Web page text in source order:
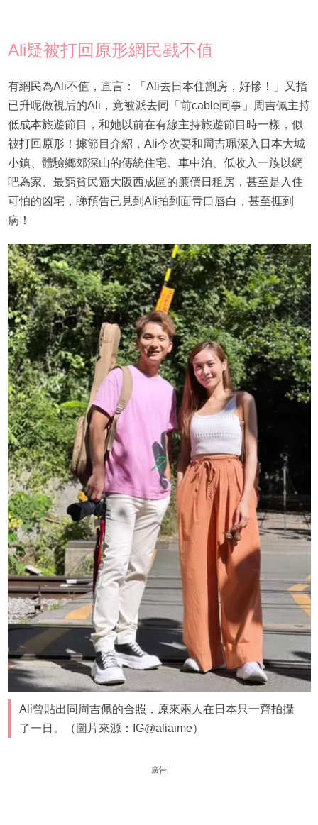
Ali疑被打回原形網民戥不值
有網民為Ali不值，直言：「Ali去日本住劏房，好慘！」又指
已升呢做視后的Ali，竟被派去同「前cable同事」周吉佩主持
低成本旅遊節目，和她以前在有線主持旅遊節目時一樣，似
被打回原形！據節目介紹，Ali今次要和周吉珮深入日本大城
小鎮、體驗鄉郊深山的傳統住宅、車中泊、低收入一族以網
吧為家、最窮貧民窟大阪西成區的廉價日租房，甚至是入住
可怕的凶宅，睇預告已見到Ali拍到面青口唇白，甚至捱到
病！
Ali曾貼出同周吉佩的合照，原來兩人在日本只一齊拍攝
了一日。（圖片來源：IG@aliaime）
廣告